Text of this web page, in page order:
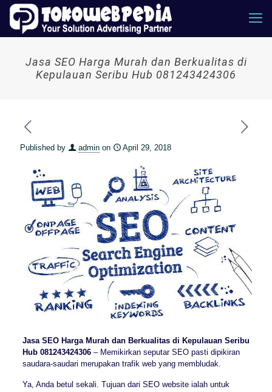
Jasa SEO Harga Murah dan Berkualitas di
Kepulauan Seribu Hub 081243424306
Published by admin on April 29, 2018
Jasa SEO Harga Murah dan Berkualitas di Kepulauan Seribu
Hub 081243424306– Memikirkan seputar SEO pasti dipikiran
saudara-saudari merupakan trafik web yang membludak.
Ya, Anda betul sekali. Tujuan dari SEO website ialah untuk